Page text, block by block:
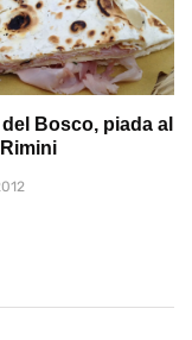
Bosco, piada al